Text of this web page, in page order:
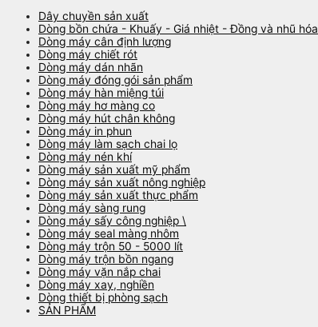
Dây chuyền sản xuất
Dòng bồn chứa - Khuấy - Giá nhiệt - Đồng và nhũ hóa
Dòng máy cân định lượng
Dòng máy chiết rót
Dòng máy dán nhãn
Dòng máy đóng gói sản phẩm
Dòng máy hàn miệng túi
Dòng máy hơ màng co
Dòng máy hút chân không
Dòng máy in phun
Dòng máy làm sạch chai lọ
Dòng máy nén khí
Dòng máy sản xuất mỹ phẩm
Dòng máy sản xuất nông nghiệp
Dòng máy sản xuất thực phẩm
Dòng máy sàng rung
Dòng máy sấy công nghiệp \
Dòng máy seal màng nhôm
Dòng máy trộn 50 - 5000 lít
Dòng máy trộn bồn ngang
Dòng máy vặn nắp chai
Dòng máy xay, nghiền
Dòng thiết bị phòng sạch
SẢN PHẨM